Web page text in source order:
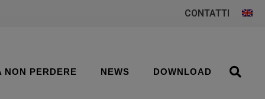
CONTATTI
NON PERDERE NEWS DOWNLOAD